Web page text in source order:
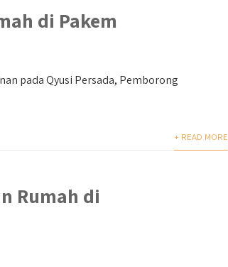
di Pakem
pada Qyusi Persada, Pemborong
+ READ MORE
Rumah di